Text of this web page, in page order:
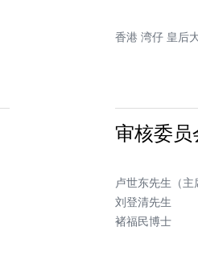
香港 湾仔 皇后
审核委员
卢世东先生（主
刘登清先生
褚福民博士